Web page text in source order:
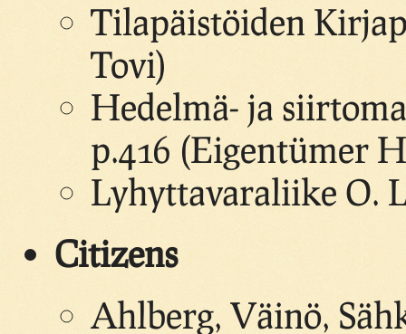
Tilapäistöiden
Tovi)
Hedelmä- ja
p.416 (Eigentümer
Lyhyttavaraliike O.
Citizens
Ahlberg, Väinö,